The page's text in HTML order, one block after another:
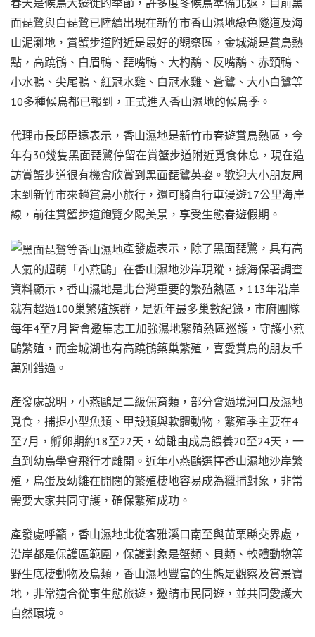
春天是候鳥大遷徙的季節，許多度冬候鳥準備北返，目前黑
面琵鷺與白琵鷺已陸續出現在新竹市香山濕地綠色隧道及海
山泥灘地，賞蟹步道附近是最好的觀察區，金城湖是賞鳥熱
點，高蹺鴴、白眉鴨、琵嘴鴨、大杓鷸、反嘴鷸、赤頸鴨、
小水鴨、尖尾鴨、紅冠水雞、白冠水雞、蒼鷺、大小白鷺等
10多種候鳥都已報到，正式進入香山濕地的候鳥季。
代理市長邱臣遠表示，香山濕地是新竹市春遊賞鳥熱區，今
年有30幾隻黑面琵鷺停留在賞蟹步道附近覓食休息，現在造
訪賞蟹步道很有機會欣賞到黑面琵鷺英姿。歡迎大小朋友周
末到新竹市來趟賞鳥小旅行，還可騎自行車漫遊17公里海岸
線，前往賞蟹步道飽覽夕陽美景，享受生態春遊假期。
產發處表示，除了黑面琵鷺，具有高
人氣的超萌「小燕鷗」在香山濕地沙岸現蹤，據海保署調查
資料顯示，香山濕地是北台灣重要的繁殖熱區，113年沿岸
就有超過100巢繁殖族群，是近年最多巢數紀錄，市府團隊
每年4至7月皆會邀集志工加強濕地繁殖熱區巡護，守護小燕
鷗繁殖，而金城湖也有高蹺鴴築巢繁殖，喜愛賞鳥的朋友千
萬別錯過。
產發處說明，小燕鷗是二級保育類，部分會過境河口及濕地
覓食，捕捉小型魚類、甲殼類與軟體動物，繁殖季主要在4
至7月，孵卵期約18至22天，幼雛由成鳥餵養20至24天，一
直到幼鳥學會飛行才離開。近年小燕鷗選擇香山濕地沙岸繁
殖，鳥蛋及幼雛在開闊的繁殖棲地容易成為獵捕對象，非常
需要大家共同守護，確保繁殖成功。
產發處呼籲，香山濕地北從客雅溪口南至與苗栗縣交界處，
沿岸都是保護區範圍，保護對象是蟹類、貝類、軟體動物等
野生底棲動物及鳥類，香山濕地豐富的生態是觀察及賞景寶
地，非常適合從事生態旅遊，邀請市民同遊，並共同愛護大
自然環境。